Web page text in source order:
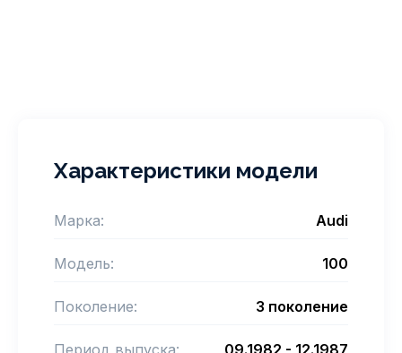
Характеристики модели
Марка: Audi
Модель: 100
Поколение: 3 поколение
Период выпуска: 09.1982 - 12.1987